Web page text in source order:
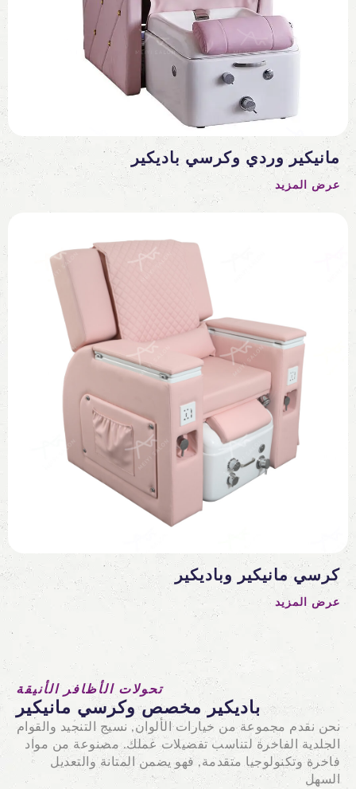
مانيكير وردي وكرسي باديكير
عرض المزيد
كرسي مانيكير وباديكير
عرض المزيد
تحولات الأظافر الأنيقة
باديكير مخصص وكرسي مانيكير
نحن نقدم مجموعة من خيارات الألوان, نسيج التنجيد والقوام
الجلدية الفاخرة لتناسب تفضيلات عملك. مصنوعة من مواد
فاخرة وتكنولوجيا متقدمة, فهو يضمن المتانة والتعديل
السهل